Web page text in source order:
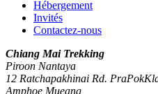
Hébergement
Invités
Contactez-nous
Chiang Mai Trekking
Piroon Nantaya
12 Ratchapakhinai Rd.
Amphoe Mueang